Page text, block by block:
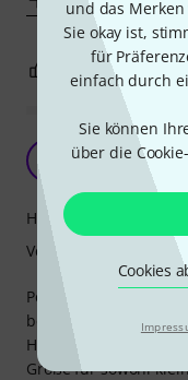
und das
Sie okay ist,
für
einfach durch
Sie können
über die
Cookies
0
Kleben,
Perfekt um etwas
bekommen.
Halten gut und
Größe für sowohl
Handling
Verarbeitung